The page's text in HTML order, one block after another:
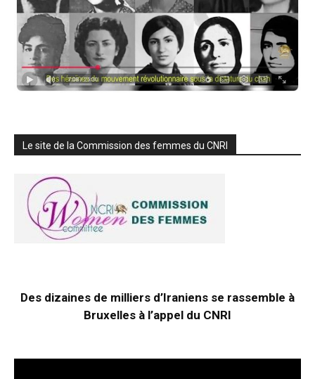
Le site de la Commission des femmes du CNRI
Des dizaines de milliers d’Iraniens se rassemble à
Bruxelles à l’appel du CNRI